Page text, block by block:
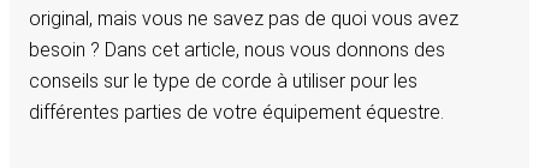
original, mais vous ne savez pas de quoi vous avez
besoin ? Dans cet article, nous vous donnons des
conseils sur le type de corde à utiliser pour les
différentes parties de votre équipement équestre.